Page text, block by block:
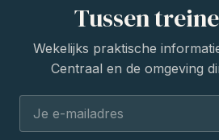
Tussen
Wekelijks praktische
Centraal en de omgeving